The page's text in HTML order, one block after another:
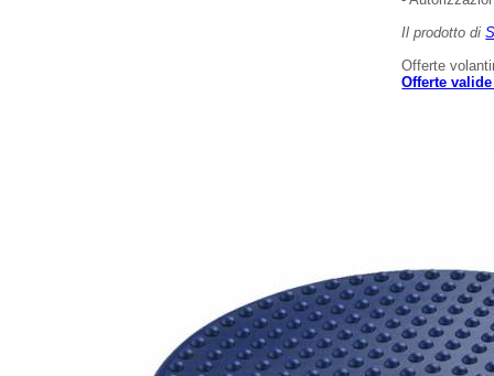
Il prodotto di
Offerte
Offerte